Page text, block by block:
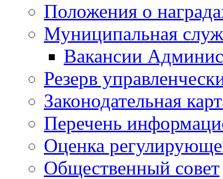
Положения о
Муниципальная
Вакансии
Резерв
Законодательная
Перечень
Оценка
Общественный совет